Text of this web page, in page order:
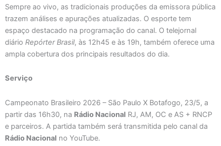
Sempre ao vivo, as tradicionais produções da emissora pública
trazem análises e apurações atualizadas. O esporte tem
espaço destacado na programação do canal. O telejornal
diário Repórter Brasil, às 12h45 e às 19h, também oferece uma
ampla cobertura dos principais resultados do dia.
Serviço
Campeonato Brasileiro 2026 – São Paulo X Botafogo, 23/5, a
partir das 16h30, na Rádio Nacional RJ, AM, OC e AS + RNCP
e parceiros. A partida também será transmitida pelo canal da
Rádio Nacional no YouTube.